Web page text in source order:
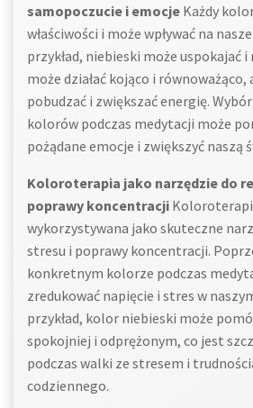
samopoczucie i emocje Każdy
właściwości i może wpływać na
przykład, niebieski może uspokajać
może działać kojąco i równoważąco,
pobudzać i zwiększać energię.
kolorów podczas medytacji może
pożądane emocje i zwiększyć naszą
Koloroterapia jako narzędzie do
poprawy koncentracji
wykorzystywana jako skuteczne
stresu i poprawy koncentracji.
konkretnym kolorze podczas
zredukować napięcie i stres w
przykład, kolor niebieski może
spokojniej i odprężonym, co jest
podczas walki ze stresem i
codziennego.